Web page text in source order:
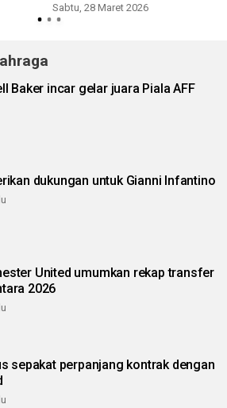
Sabtu, 28 Maret 2026
Baker incar gelar juara Piala AFF
dukungan untuk Gianni Infantino
United umumkan rekap transfer
2026
sepakat perpanjang kontrak dengan